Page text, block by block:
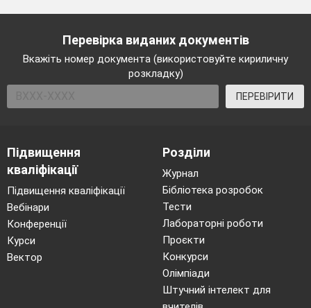
Перевірка виданих документів
Вкажіть номер документа (використовуйте кириличну
розкладку)
ПЕРЕВІРИТИ
Підвищення
кваліфікації
Підвищення кваліфікації
Вебінари
Конференції
Курси
Вектор
Розділи
Журнал
Бібліотека розробок
Тести
Лабораторні роботи
Проєкти
Конкурси
Олімпіади
Штучний інтелект для